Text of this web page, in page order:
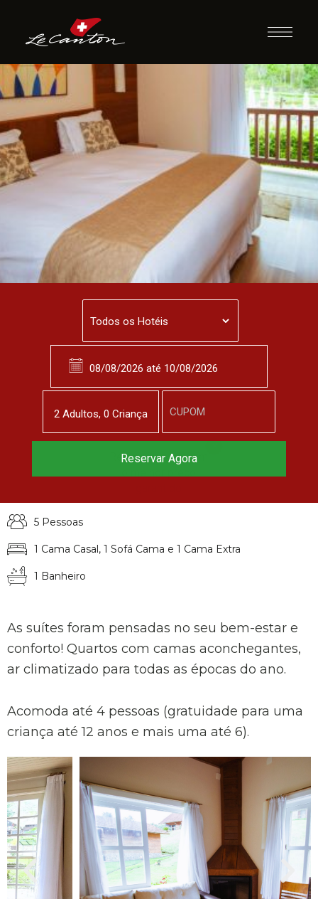
Suíte Master Fazenda
5 Pessoas
1 Cama Casal, 1 Sofá Cama e 1 Cama Extra
1 Banheiro
As suítes foram pensadas no seu bem-estar e
conforto! Quartos com camas aconchegantes,
ar climatizado para todas as épocas do ano.
Acomoda até 4 pessoas (gratuidade para uma
criança até 12 anos e mais uma até 6).
2 Adultos, 0 Criança
Reserve agora, com
Reservar Agora